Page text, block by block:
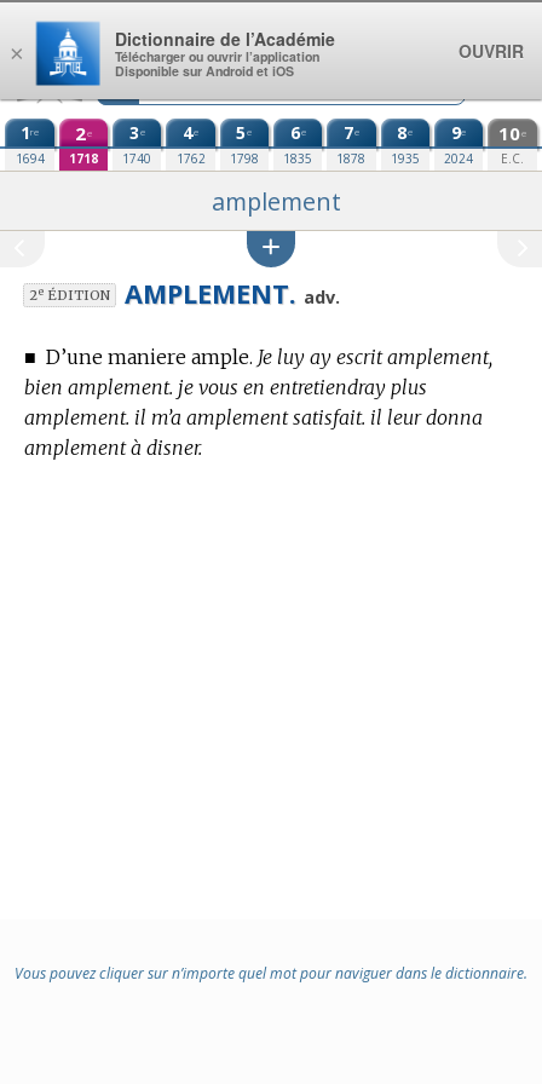
Aller au contenu
1re
1694
2e
1718
3e
1740
4e
1762
5e
1798
6e
1835
7e
1878
8e
1935
9e
2024
10e
E.C.
amplement
2eÉDITION AMPLEMENT. adv.
■ D’une maniere ample. Je luy ay escrit amplement,
bien amplement. je vous en entretiendray plus
amplement. il m’a amplement satisfait. il leur donna
amplement à disner.
Vous pouvez cliquer sur n’importe quel mot pour naviguer dans le dictionnaire.
×
Dictionnaire de l’Académie
Télécharger ou ouvrir l’application
Disponible sur Android et iOS
OUVRIR